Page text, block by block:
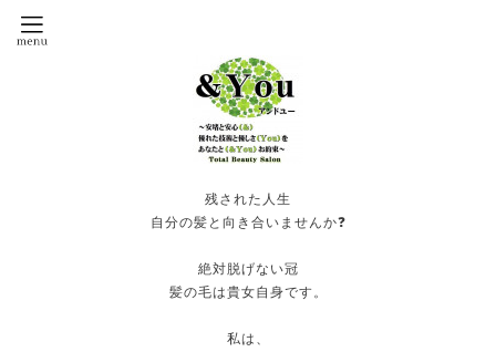
残された人生
自分の髪と向き合いませんか❓
絶対脱げない冠
髪の毛は貴女自身です。
私は、